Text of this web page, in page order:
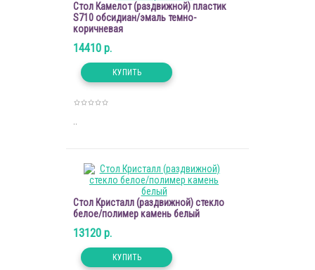
Стол Камелот (раздвижной) пластик
S710 обсидиан/эмаль темно-
коричневая
14410 р.
Стол Кристалл (раздвижной) стекло
белое/полимер камень белый
13120 р.